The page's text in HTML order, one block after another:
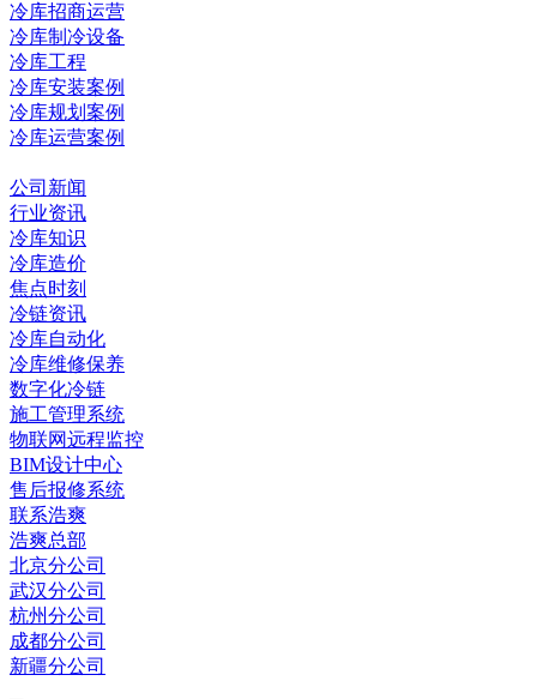
冷库招商运营
冷库制冷设备
冷库工程
冷库安装案例
冷库规划案例
冷库运营案例
公司新闻
行业资讯
冷库知识
冷库造价
焦点时刻
冷链资讯
冷库自动化
冷库维修保养
数字化冷链
施工管理系统
物联网远程监控
BIM设计中心
售后报修系统
联系浩爽
浩爽总部
北京分公司
武汉分公司
杭州分公司
成都分公司
新疆分公司